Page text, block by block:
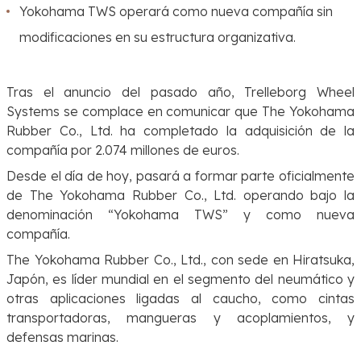
Yokohama TWS operará como nueva compañía sin
modificaciones en su estructura organizativa.
Tras el anuncio del pasado año, Trelleborg Wheel
Systems se complace en comunicar que The Yokohama
Rubber Co., Ltd. ha completado la adquisición de la
compañía por 2.074 millones de euros.
Desde el día de hoy, pasará a formar parte oficialmente
de The Yokohama Rubber Co., Ltd. operando bajo la
denominación “Yokohama TWS” y como nueva
compañía.
The Yokohama Rubber Co., Ltd., con sede en Hiratsuka,
Japón, es líder mundial en el segmento del neumático y
otras aplicaciones ligadas al caucho, como cintas
transportadoras, mangueras y acoplamientos, y
defensas marinas.